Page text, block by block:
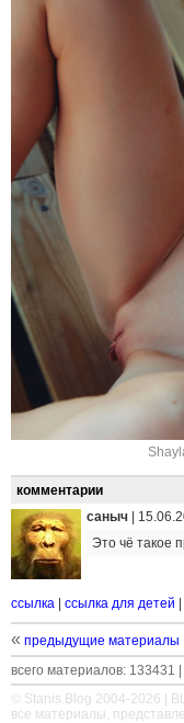
комментарии
саныч
Это чё такое
ссылка ссылка для детей
« предыдущие материалы
всего материалов: 133431
© Stanis.Blog 2004-2026 |
все материалы,